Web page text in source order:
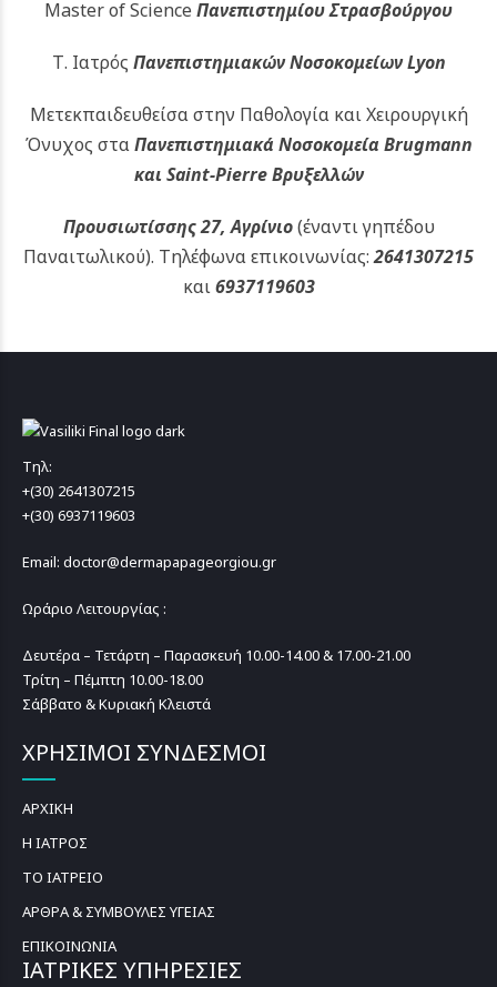
Master of Science Πανεπιστημίου Στρασβούργου
Τ. Ιατρός Πανεπιστημιακών Νοσοκομείων Lyon
Μετεκπαιδευθείσα στην Παθολογία και Χειρουργική
Όνυχος σταΠανεπιστημιακά Νοσοκομεία Brugmann
και Saint-Pierre Βρυξελλών
Προυσιωτίσσης 27, Αγρίνιο(έναντι γηπέδου
Παναιτωλικού). Τηλέφωνα επικοινωνίας:2641307215
και6937119603
Τηλ:
+(30) 2641307215
+(30) 6937119603
Email: doctor@dermapapageorgiou.gr
Ωράριο Λειτουργίας :
Δευτέρα – Τετάρτη – Παρασκευή 10.00-14.00 & 17.00-21.00
Τρίτη – Πέμπτη 10.00-18.00
Σάββατο & Κυριακή Κλειστά
ΧΡΗΣΙΜΟΙ ΣΥΝΔΕΣΜΟΙ
ΑΡΧΙΚΗ
Η ΙΑΤΡΟΣ
ΤΟ ΙΑΤΡΕΙΟ
ΑΡΘΡΑ & ΣΥΜΒΟΥΛΕΣ ΥΓΕΙΑΣ
ΕΠΙΚΟΙΝΩΝΙΑ
ΙΑΤΡΙΚΕΣ ΥΠΗΡΕΣΙΕΣ